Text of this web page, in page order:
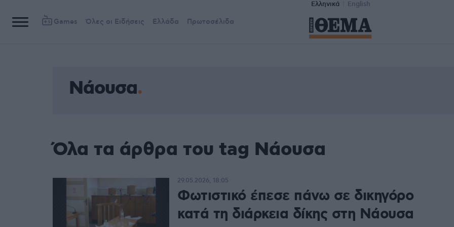
Ελληνικά English
Games Όλες οι Ειδήσεις Ελλάδα Πρωτοσέλιδα
Νάουσα
Όλα τα άρθρα του tag Νάουσα
Φωτιστικό έπεσε πάνω σε δικηγόρο
κατά τη διάρκεια δίκης στη Νάουσα
29.05.2026, 18:05